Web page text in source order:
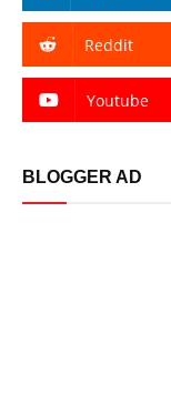
Reddit
Youtube
BLOGGER AD